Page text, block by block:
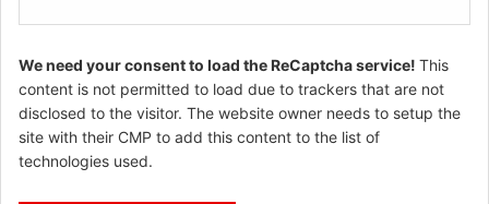
We need your consent to load the ReCaptcha service! This
content is not permitted to load due to trackers that are not
disclosed to the visitor. The website owner needs to setup the
site with their CMP to add this content to the list of
technologies used.